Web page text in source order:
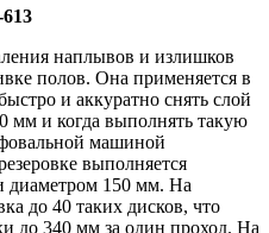
наплывов и излишков
полов. Она применяется в
и аккуратно снять слой
мм и когда выполнять такую
машиной
выполняется
диаметром 150 мм. На
до 40 таких дисков, что
до 340 мм за один проход. На